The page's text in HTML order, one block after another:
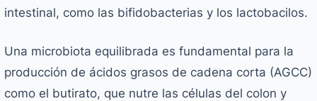
intestinal, como las bifidobacterias y los lactobacilos.
Una microbiota equilibrada es fundamental para la
producción de ácidos grasos de cadena corta (AGCC)
como el butirato, que nutre las células del colon y